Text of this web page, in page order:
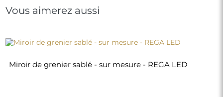
Vous aimerez aussi
Miroir de grenier sablé - sur mesure - REGA LED